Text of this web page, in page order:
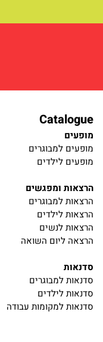
Catalogue
מופעים
מופעים למבוגרים
מופעים לילדים
הרצאות ומפגשים
הרצאות למבוגרים
הרצאות לילדים
הרצאות לנשים
הרצאה ליום השואה
סדנאות
סדנאות למבוגרים
סדנאות לילדים
סדנאות למקומות עבודה